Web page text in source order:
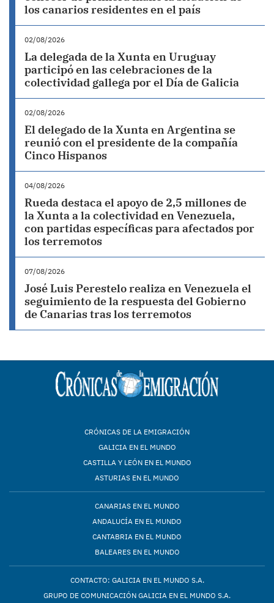
los canarios residentes en el país
02/08/2026
La delegada de la Xunta en Uruguay
participó en las celebraciones de la
colectividad gallega por el Día de Galicia
02/08/2026
El delegado de la Xunta en Argentina se
reunió con el presidente de la compañía
Cinco Hispanos
04/08/2026
Rueda destaca el apoyo de 2,5 millones de
la Xunta a la colectividad en Venezuela,
con partidas específicas para afectados por
los terremotos
07/08/2026
José Luis Perestelo realiza en Venezuela el
seguimiento de la respuesta del Gobierno
de Canarias tras los terremotos
CRÓNICAS DE LA EMIGRACIÓN
GALICIA EN EL MUNDO
CASTILLA Y LEÓN EN EL MUNDO
ASTURIAS EN EL MUNDO
CANARIAS EN EL MUNDO
ANDALUCÍA EN EL MUNDO
CANTABRIA EN EL MUNDO
BALEARES EN EL MUNDO
CONTACTO: GALICIA EN EL MUNDO S.A.
GRUPO DE COMUNICACIÓN GALICIA EN EL MUNDO S.A.